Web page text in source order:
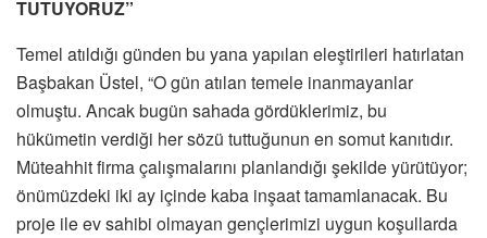
TUTUYORUZ”
Temel atıldığı günden bu yana yapılan eleştirileri hatırlatan
Başbakan Üstel, “O gün atılan temele inanmayanlar
olmuştu. Ancak bugün sahada gördüklerimiz, bu
hükümetin verdiği her sözü tuttuğunun en somut kanıtıdır.
Müteahhit firma çalışmalarını planlandığı şekilde yürütüyor;
önümüzdeki iki ay içinde kaba inşaat tamamlanacak. Bu
proje ile ev sahibi olmayan gençlerimizi uygun koşullarda